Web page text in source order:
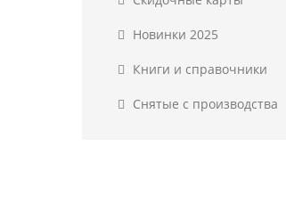
Новинки 2025
Книги и справочники
Снятые с производства